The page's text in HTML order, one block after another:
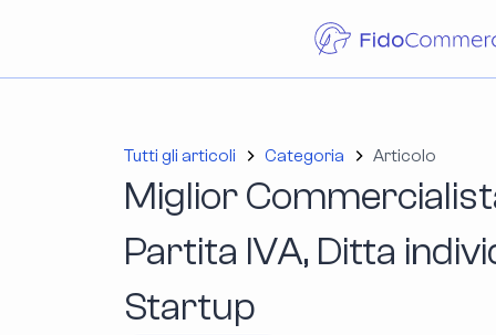
Tutti gli articoli Categoria Articolo
Miglior
Partita IVA, Ditta
Startup